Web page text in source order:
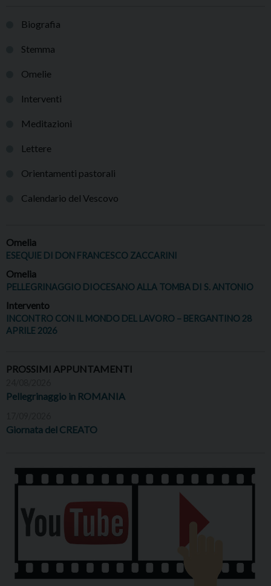
Biografia
Stemma
Omelie
Interventi
Meditazioni
Lettere
Orientamenti pastorali
Calendario del Vescovo
Omelia
ESEQUIE DI DON FRANCESCO ZACCARINI
Omelia
PELLEGRINAGGIO DIOCESANO ALLA TOMBA DI S. ANTONIO
Intervento
INCONTRO CON IL MONDO DEL LAVORO – BERGANTINO 28
APRILE 2026
PROSSIMI APPUNTAMENTI
Pellegrinaggio in ROMANIA
Giornata del CREATO